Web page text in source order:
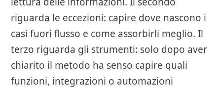
riguarda le eccezioni: capire dove nascono i
casi fuori flusso e come assorbirli meglio. Il
terzo riguarda gli strumenti: solo dopo aver
chiarito il metodo ha senso capire quali
funzioni, integrazioni o automazioni